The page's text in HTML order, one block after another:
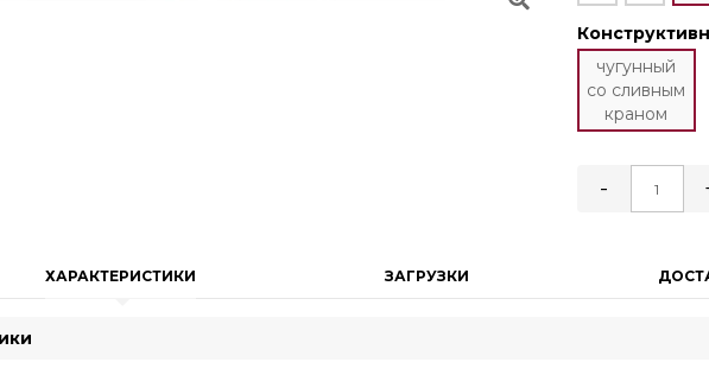
чугунный
со сливным
краном
-
ХАРАКТЕРИСТИКИ ЗАГРУЗКИ